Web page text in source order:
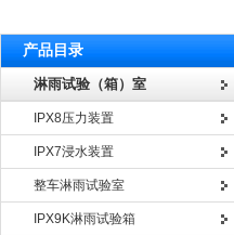
产品目录
淋雨试验（箱）室
IPX8压力装置
IPX7浸水装置
整车淋雨试验室
IPX9K淋雨试验箱